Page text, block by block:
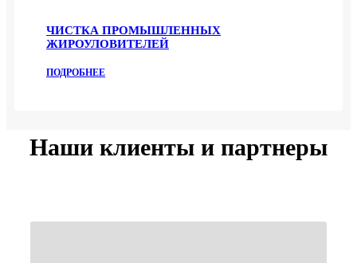
ЧИСТКА ПРОМЫШЛЕННЫХ
ЖИРОУЛОВИТЕЛЕЙ
ПОДРОБНЕЕ
Наши клиенты и партнеры